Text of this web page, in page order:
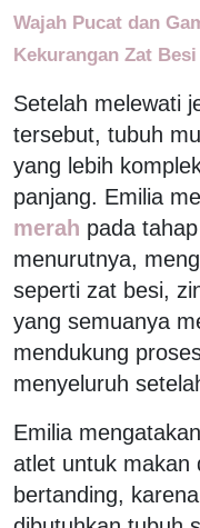
Wajah Pucat dan
Kekurangan Zat Besi
Setelah melewati
tersebut, tubuh
yang lebih
panjang. Emilia
merah pada
menurutnya,
seperti zat besi,
yang semuanya
mendukung
menyeluruh
Emilia
atlet untuk makan
bertanding,